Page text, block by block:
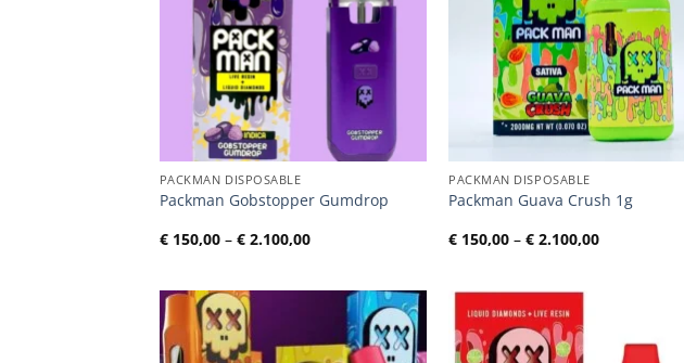
PACKMAN DISPOSABLE
Packman Gobstopper Gumdrop
€150,00 – €2.100,00Preisspanne:
PACKMAN DISPOSABLE
Packman Guava Crush 1g
€ 150,00 –€ 2.100,00Preisspanne: